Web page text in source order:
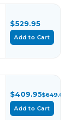
$529.95
Add to Cart
$409.95$649.00
Add to Cart